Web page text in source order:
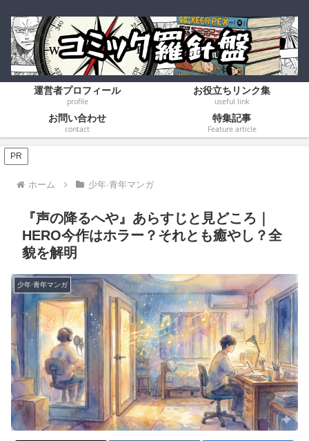
運営者プロフィール
profile
お役立ちリンク集
useful link
お問い合わせ
contact
特集記事
Feature article
PR
ホーム 少年·青年マンガ
​『声の降るへや』あらすじと見どころ｜
HERO今作はホラー？それとも癒やし？全
貌を解明
少年·青年マンガ